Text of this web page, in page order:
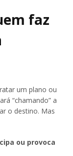
faz
um plano ou
“chamando” a
o destino. Mas
ou provoca